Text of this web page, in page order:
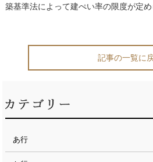
築基準法によって建ぺい率の限度が定め
記事の一覧に
あ行